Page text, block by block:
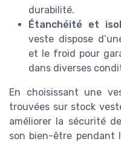
durabilité.
Étanchéité et
veste dispose
et le froid pour
dans diverses
En choisissant une
trouvées sur stock
améliorer la sécurité
son bien-être pendant